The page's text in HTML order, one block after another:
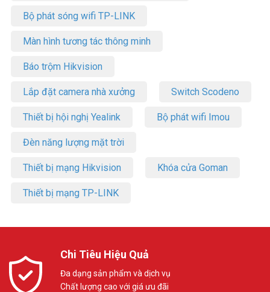
Bộ phát sóng wifi TP-LINK
Màn hình tương tác thông minh
Báo trộm Hikvision
Lắp đặt camera nhà xưởng Switch Scodeno
Thiết bị hội nghị Yealink Bộ phát wifi Imou
Đèn năng lượng mặt trời
Thiết bị mạng Hikvision Khóa cửa Goman
Thiết bị mạng TP-LINK
Chi Tiêu Hiệu Quả
Đa dạng sản phẩm và dịch vụ
Chất lượng cao với giá ưu đãi